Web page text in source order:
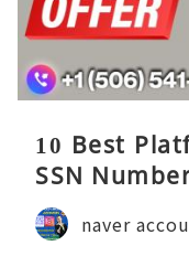
10 Best
SSN
naver